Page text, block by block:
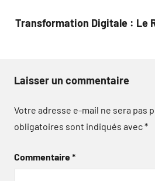
Transformation Digitale : Le
Laisser un commentaire
Votre adresse e-mail ne sera pas
obligatoires sont indiqués avec*
Commentaire*